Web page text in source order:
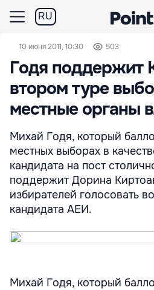
RU
10 июня 2011, 10:30 503
Годя поддержит
втором туре
местные органы
Михай Годя, который
местных выборах в
кандидата на пост
поддержит Дорина
избирателей голосовать
кандидата АЕИ.
Михай Годя, который